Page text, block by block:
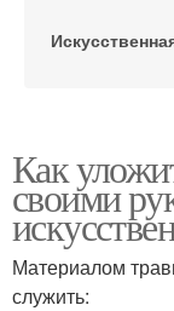
Как
своими
Материалом
служить: